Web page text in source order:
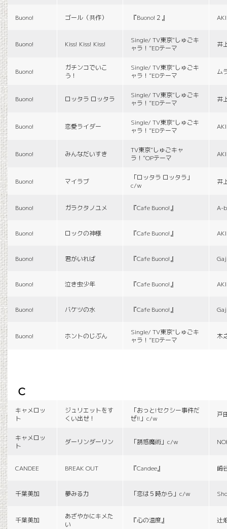
Buono! ゴール（共作） 『Buono!２』
Buono! Kiss! Kiss! Kiss!
Single/ TV東京“しゅごキ
ャラ！”EDテーマ
井
Buono!
ガチンコでいこ
う！
Single/ TV東京“しゅごキ
ャラ！”EDテーマ
ム
Buono! ロッタラ ロッタラ
Single/ TV東京“しゅごキ
ャラ！”EDテーマ
井
Buono! 恋愛ライダー
Single/ TV東京“しゅごキ
ャラ！”EDテーマ
Buono! みんなだいすき
TV東京“しゅごキャ
ラ！”OPテーマ
Buono! マイラブ
「ロッタラ ロッタラ」
c/w
井
Buono! ガラクタノユメ 『Cafe Buono!』 A-
Buono! ロックの神様 『Cafe Buono!』
Buono! 君がいれば 『Cafe Buono!』
Buono! 泣き虫少年 『Cafe Buono!』
Buono! バケツの水 『Cafe Buono!』
Buono! ホントのじぶん
Single/ TV東京“しゅごキ
ャラ！”EDテーマ
木
c
キャメロッ
ト
ジュリエットをす
くい出せ！
「おっと!セクシー事件だ
ぜ!!」c/w
戸
キャメロッ
ト
ダーリンダーリン 「誘惑魔術」c/w
CANDEE BREAK OUT 『Candee』 崎
千葉美加 夢みる力 「恋は５時から」c/w
千葉美加
あざやかにキメた
い
『心の温度』 辻